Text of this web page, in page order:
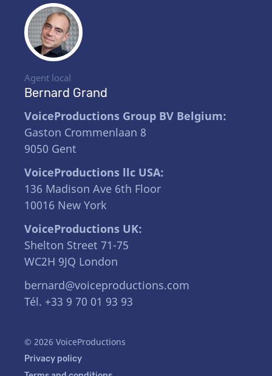
Agent local
Bernard Grand
VoiceProductions Group BV Belgium:
Gaston Crommenlaan 8
9050 Gent
VoiceProductions llc USA:
136 Madison Ave 6th Floor
10016 New York
VoiceProductions UK:
Shelton Street 71-75
WC2H 9JQ London
bernard@voiceproductions.com
Tél. +33 9 70 01 93 93
© 2026 VoiceProductions
Privacy policy